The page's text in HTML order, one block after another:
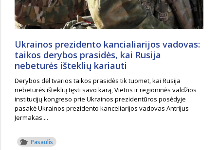
Ukrainos prezidento kancialiarijos vadovas:
taikos derybos prasidės, kai Rusija
nebeturės išteklių kariauti
Derybos dėl tvarios taikos prasidės tik tuomet, kai Rusija
nebeturės išteklių tęsti savo karą, Vietos ir regioninės valdžios
institucijų kongreso prie Ukrainos prezidentūros posėdyje
pasakė Ukrainos prezidento kanceliarijos vadovas Antrijus
Jermakas....
Pasaulis